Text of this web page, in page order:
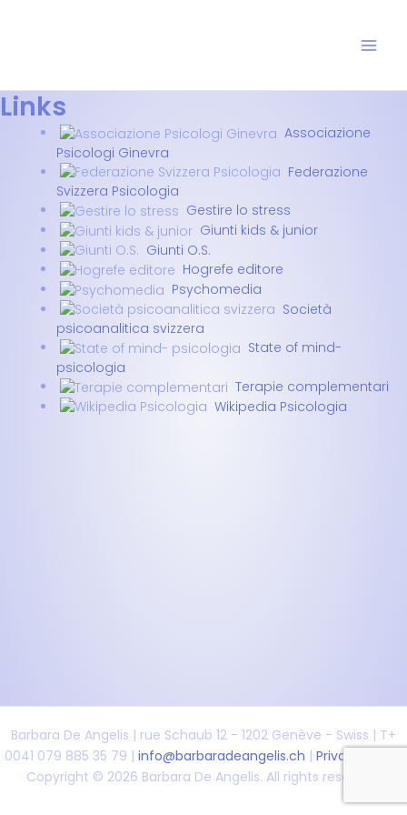
Links
Associazione
Psicologi Ginevra
Federazione
Svizzera Psicologia
Gestire lo stress
Giunti kids & junior
Giunti O.S.
Hogrefe editore
Psychomedia
Società
psicoanalitica svizzera
State of mind-
psicologia
Terapie complementari
Wikipedia Psicologia
Barbara De Angelis | rue Schaub 12 - 1202 Genève - Swiss | T+
0041 079 885 35 79 | info@barbaradeangelis.ch | Privacy policy
Copyright © 2026 Barbara De Angelis. All rights reserved.